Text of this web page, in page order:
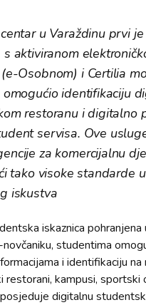
u Varaždinu prvi
aktiviranom
Osobnom) i Certilia
identifikaciju
restoranu i digitalno
servisa. Ove
za komercijalnu
tako visoke standarde
iskustva
iskaznica pohranjena
studentima
i identifikaciju
restorani, kampusi, sportski
digitalnu